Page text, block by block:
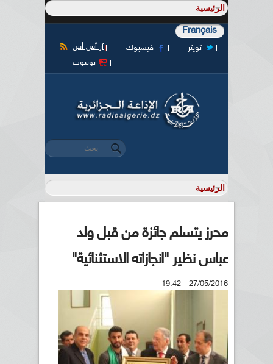
Français
آر أس أس فيسبوك
تويتر
يوتيوب
استمارة البحث
‏بحث ‏
محرز يتسلم جائزة من قبل ولد
عباس نظير "انجازاته الاستثنائية"
27/05/2016 - 19:42